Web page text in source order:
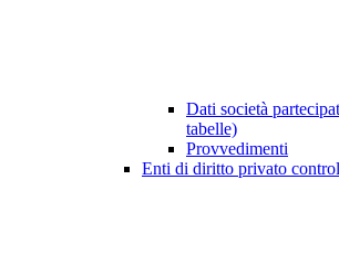
Dati società
tabelle)
Provvedimenti
Enti di diritto privato